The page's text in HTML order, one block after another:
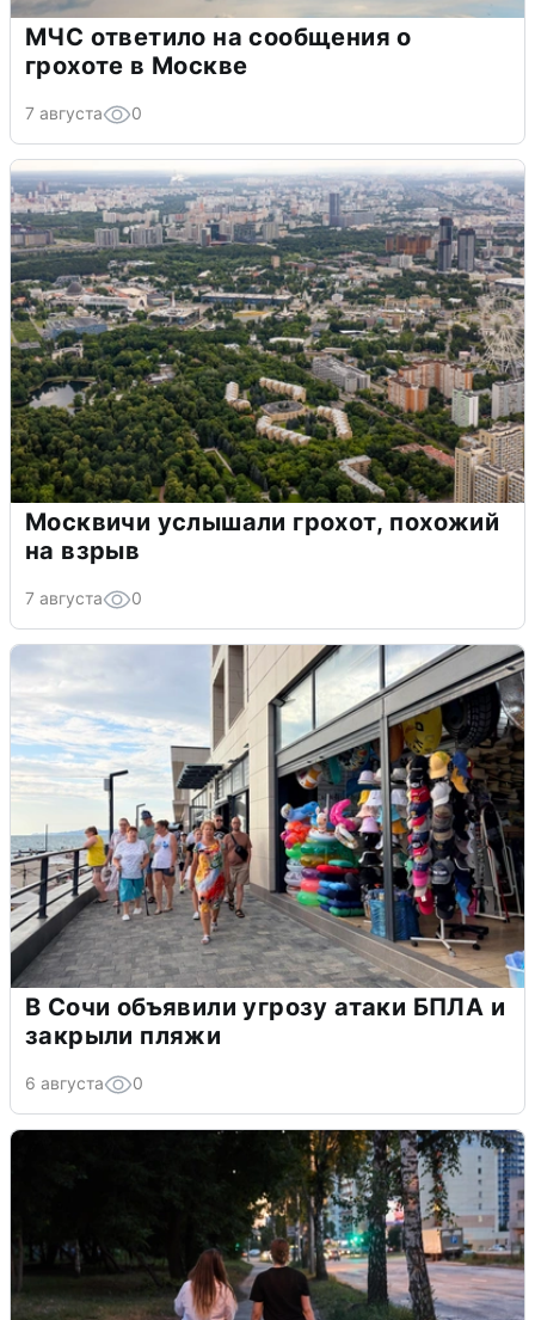
МЧС ответило на сообщения о
грохоте в Москве
7 августа 0
Москвичи услышали грохот, похожий
на взрыв
7 августа 0
В Сочи объявили угрозу атаки БПЛА и
закрыли пляжи
6 августа 0